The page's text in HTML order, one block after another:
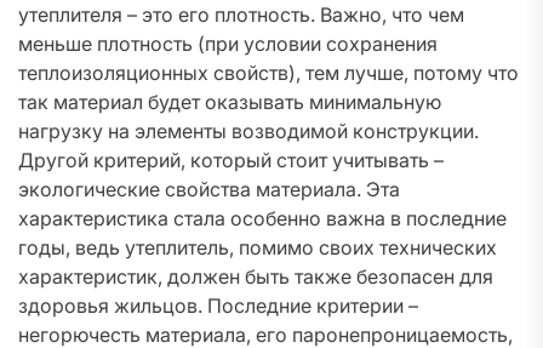
утеплителя – это его плотность. Важно, что чем
меньше плотность (при условии сохранения
теплоизоляционных свойств), тем лучше, потому что
так материал будет оказывать минимальную
нагрузку на элементы возводимой конструкции.
Другой критерий, который стоит учитывать –
экологические свойства материала. Эта
характеристика стала особенно важна в последние
годы, ведь утеплитель, помимо своих технических
характеристик, должен быть также безопасен для
здоровья жильцов. Последние критерии –
негорючесть материала, его паронепроницаемость,